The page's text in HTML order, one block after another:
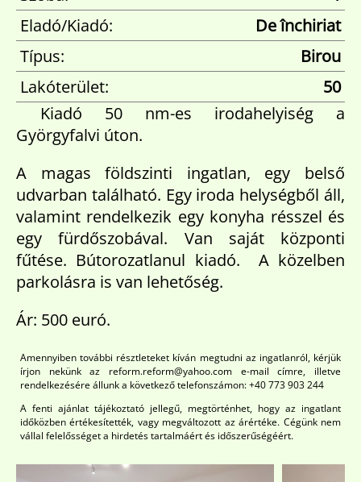
Eladó/Kiadó:
De închiriat
Típus:
Birou
Lakóterület:
50
Kiadó 50 nm-es irodahelyiség a
Györgyfalvi úton.
A magas földszinti ingatlan, egy belső
udvarban található. Egy iroda helységből áll,
valamint rendelkezik egy konyha résszel és
egy fürdőszobával. Van saját központi
fűtése. Bútorozatlanul kiadó. A közelben
parkolásra is van lehetőség.
Ár: 500 euró.
Amennyiben további résztleteket kíván megtudni az ingatlanról, kérjük
írjon nekünk az reform.reform@yahoo.com e-mail címre, illetve
rendelkezésére állunk a következő telefonszámon: +40 773 903 244
A fenti ajánlat tájékoztató jellegű, megtörténhet, hogy az ingatlant
időközben értékesítették, vagy megváltozott az árértéke. Cégünk nem
vállal felelősséget a hirdetés tartalmáért és időszerűségéért.